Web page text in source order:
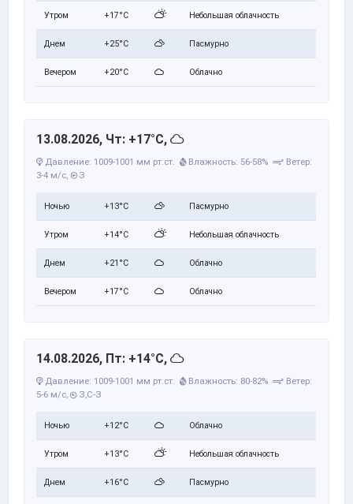
Утром +17°C Небольшая облачность
Днем +25°C Пасмурно
Вечером +20°C Облачно
13.08.2026, Чт: +17°C,
Давление: 1009-1001 мм рт.ст. Влажность: 56-58%
Ветер:
3-4 м/с, З
Ночью +13°C Пасмурно
Утром +14°C Небольшая облачность
Днем +21°C Облачно
Вечером +17°C Облачно
14.08.2026, Пт: +14°C,
Давление: 1009-1001 мм рт.ст. Влажность: 80-82%
Ветер:
5-6 м/с, З,С-З
Ночью +12°C Облачно
Утром +13°C Небольшая облачность
Днем +16°C Пасмурно